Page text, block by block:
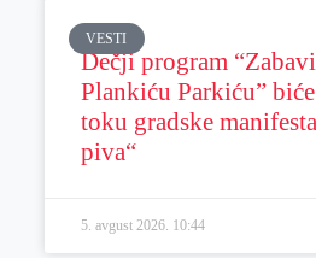
VESTI
Dečji program
Plankiću Parkiću”
toku gradske
piva“
5. avgust 2026. 10:44